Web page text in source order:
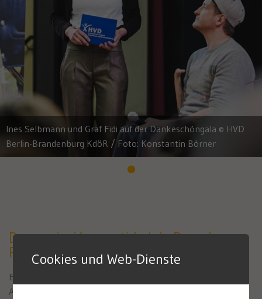
Ines Selbmann und Graf Fidi auf der Dankeschöngala © HVD
Berlin-Brandenburg KdöR / Foto: Konstantin Börner
De asociación a entidad de Derecho
Público
El uno de enero de 2018, la HVD (Asociación Humanista
Alemana) Berlín-Brandenburgo fue declarada formalmente
Cookies und Web-Dienste